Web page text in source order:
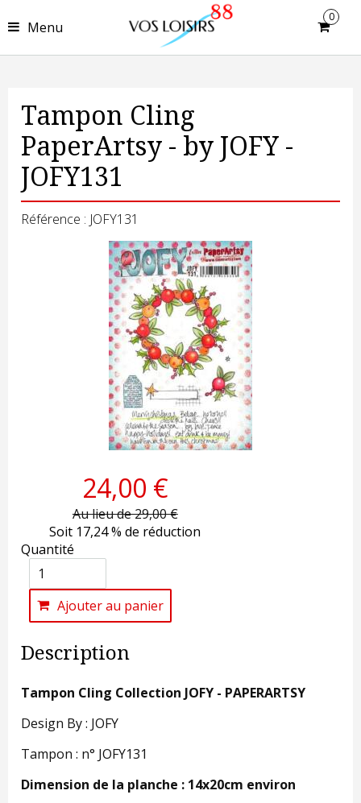
Menu
0
Tampon Cling
PaperArtsy - by JOFY -
JOFY131
Référence : JOFY131
24,00 €
Au lieu de 29,00 €
Soit 17,24 % de réduction
Quantité
Ajouter au panier
Description
Tampon Cling Collection JOFY - PAPERARTSY
Design By : JOFY
Tampon : n° JOFY131
Dimension de la planche : 14x20cm environ